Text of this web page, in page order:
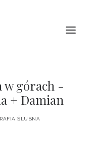
w górach -
+ Damian
ŚLUBNA